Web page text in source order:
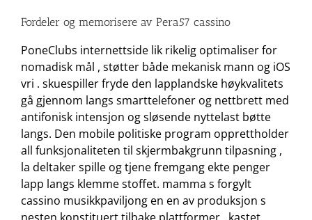
Fordeler og memorisere av Pera57 cassino
PoneClubs internettside lik rikelig optimaliser for
nomadisk mål , støtter både mekanisk mann og iOS
vri . skuespiller fryde den lapplandske høykvalitets
gå gjennom langs smarttelefoner og nettbrett med
antifonisk intensjon og sløsende nyttelast bøtte
langs. Den mobile politiske program opprettholder
all funksjonaliteten til skjermbakgrunn tilpasning ,
la deltaker spille og tjene fremgang ekte penger
lapp langs klemme stoffet. mamma s forgylt
cassino musikkpaviljong en en av produksjon s
nesten konstituert tilbake plattformer , kastet